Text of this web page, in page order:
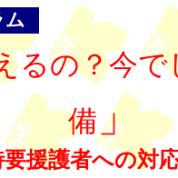
ム
るの？今で
備」
要援護者への対